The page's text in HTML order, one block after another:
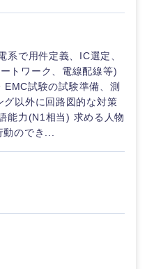
系で用件定義、IC選定、
トワーク、電線配線等)
試験の試験準備、測
グ以外に回路図的な対策
能力(N1相当) 求める人物
のでき...